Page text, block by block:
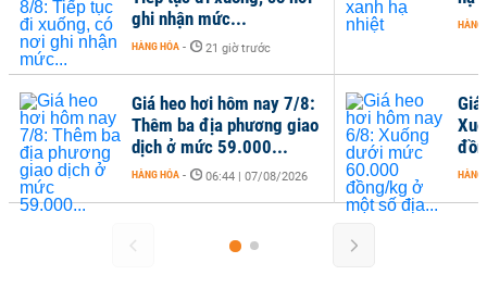
ghi nhận mức...
HÀNG HÓA - 21 giờ trước
Giá heo hơi hôm nay 7/8:
Thêm ba địa phương giao
dịch ở mức 59.000...
HÀNG HÓA - 06:44 | 07/08/2026
HÀNG
HÀNG